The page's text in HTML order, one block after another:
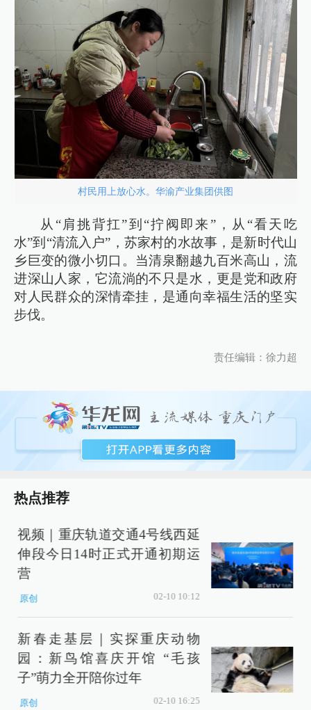
村民用上放心水。华渝产业集团供图
从“肩挑背扛”到“拧阀即来”，从“看天吃
水”到“清流入户”，苏家村的水故事，是新时代山
乡巨变的微小切口。当清泉翻越九百米高山，流
进深山人家，它流淌的不只是水，更是党和政府
对人民群众的深情牵挂，是通向幸福生活的坚实
步伐。
责任编辑：徐力超
热点推荐
视频｜重庆轨道交通4号线西延
伸段今日14时正式开通初期运
营
原创 02-10 10:12
新春走基层｜实探重庆动物
园：新鸟馆喜庆开馆 “毛孩
子”萌力全开陪你过年
原创 02-10 16:25